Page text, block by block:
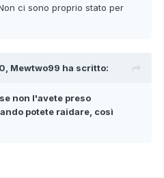
ci sono proprio stato per
Mewtwo99 ha scritto:
se non l'avete preso
potete raidare, così